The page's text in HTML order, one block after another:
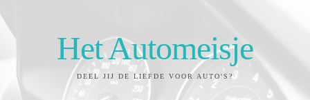
Het Automeisje
DEEL JIJ DE LIEFDE VOOR AUTO'S?